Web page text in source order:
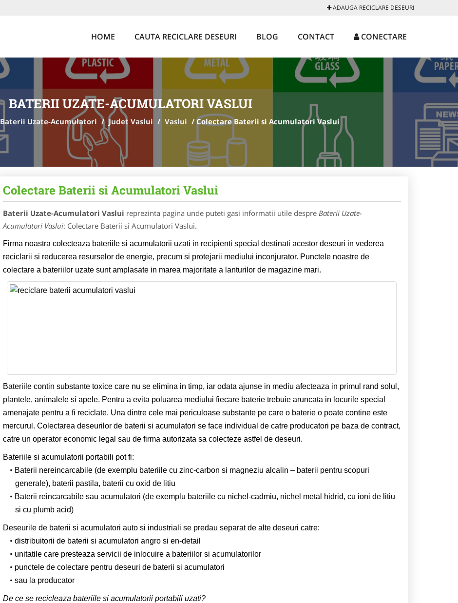
ADAUGA RECICLARE DESEURI
HOME CAUTA RECICLARE DESEURI BLOG CONTACT CONECTARE
BATERII UZATE-ACUMULATORI VASLUI
Baterii Uzate-Acumulatori / Judet Vaslui / Vaslui / Colectare Baterii si Acumulatori Vaslui
Colectare Baterii si Acumulatori Vaslui
Baterii Uzate-Acumulatori Vaslui reprezinta pagina unde puteti gasi informatii utile despre Baterii Uzate-
Acumulatori Vaslui: Colectare Baterii si Acumulatori Vaslui.
Firma noastra colecteaza bateriile si acumulatorii uzati in recipienti special destinati acestor deseuri in vederea
reciclarii si reducerea resurselor de energie, precum si protejarii mediului inconjurator. Punctele noastre de
colectare a bateriilor uzate sunt amplasate in marea majoritate a lanturilor de magazine mari.
Bateriile contin substante toxice care nu se elimina in timp, iar odata ajunse in mediu afecteaza in primul rand solul,
plantele, animalele si apele. Pentru a evita poluarea mediului fiecare baterie trebuie aruncata in locurile special
amenajate pentru a fi reciclate. Una dintre cele mai periculoase substante pe care o baterie o poate contine este
mercurul. Colectarea deseurilor de baterii si acumulatori se face individual de catre producatori pe baza de contract,
catre un operator economic legal sau de firma autorizata sa colecteze astfel de deseuri.
Bateriile si acumulatorii portabili pot fi:
Baterii nereincarcabile (de exemplu bateriile cu zinc-carbon si magneziu alcalin – baterii pentru scopuri
generale), baterii pastila, baterii cu oxid de litiu
Baterii reincarcabile sau acumulatori (de exemplu bateriile cu nichel-cadmiu, nichel metal hidrid, cu ioni de litiu
si cu plumb acid)
Deseurile de baterii si acumulatori auto si industriali se predau separat de alte deseuri catre:
distribuitorii de baterii si acumulatori angro si en-detail
unitatile care presteaza servicii de inlocuire a bateriilor si acumulatorilor
punctele de colectare pentru deseuri de baterii si acumulatori
sau la producator
De ce se recicleaza bateriile si acumulatorii portabili uzati?